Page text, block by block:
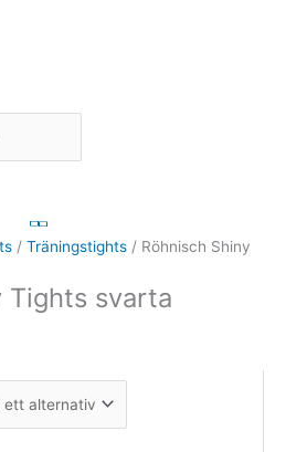
/ Träningstights / Röhnisch Shiny
Tights svarta